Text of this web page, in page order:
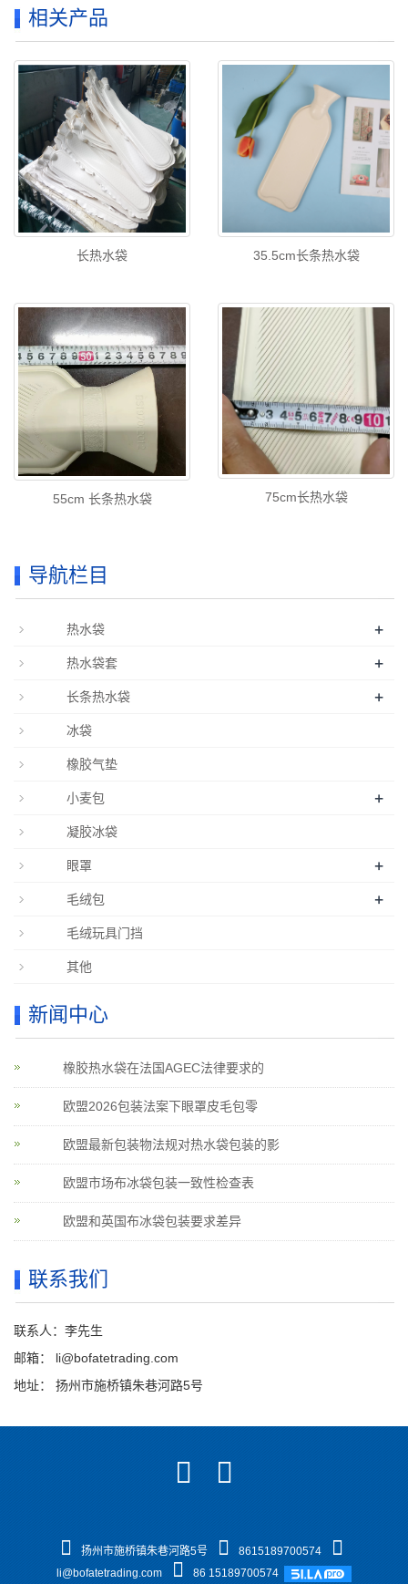
相关产品
长热水袋 35.5cm长条热水袋
55cm 长条热水袋 75cm长热水袋
导航栏目
热水袋 +
热水袋套 +
长条热水袋 +
冰袋
橡胶气垫
小麦包 +
凝胶冰袋
眼罩 +
毛绒包 +
毛绒玩具门挡
其他
新闻中心
橡胶热水袋在法国AGEC法律要求的
欧盟2026包装法案下眼罩皮毛包零
欧盟最新包装物法规对热水袋包装的影
欧盟市场布冰袋包装一致性检查表
欧盟和英国布冰袋包装要求差异
联系我们
联系人：李先生
邮箱：
li@bofatetrading.com
地址： 扬州市施桥镇朱巷河路5号
扬州市施桥镇朱巷河路5号
8615189700574
li@bofatetrading.com
86 15189700574